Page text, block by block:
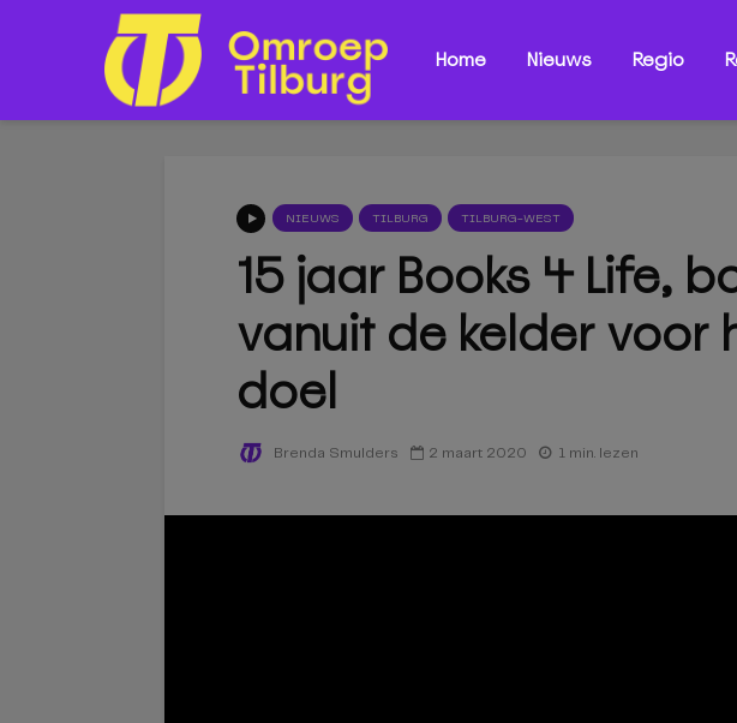
Home Nieuws Regio
NIEUWS TILBURG TILBURG-WEST
15 jaar Books 4 Life,
vanuit de kelder voor
doel
Brenda Smulders 2 maart 2020 1 min. lezen